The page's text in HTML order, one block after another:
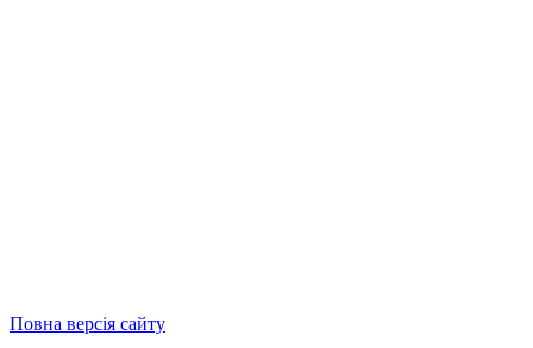
Повна версія сайту